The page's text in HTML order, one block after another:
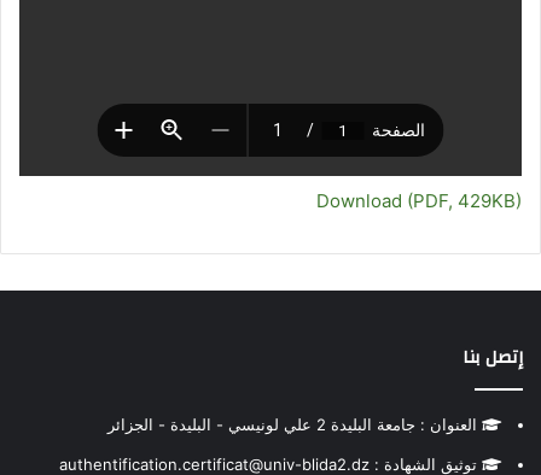
Download (PDF, 429KB)
إتصل بنا
العنوان : جامعة البليدة 2 علي لونيسي - البليدة - الجزائر
توثيق الشهادة : authentification.certificat@univ-blida2.dz